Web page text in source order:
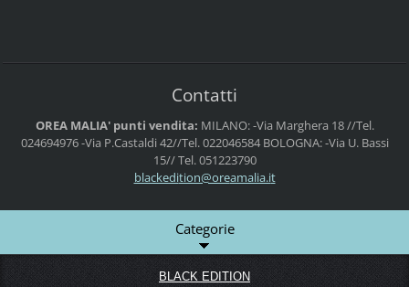
Contatti
OREA MALIA' punti vendita: MILANO:-Via Marghera 18 //Tel.
024694976-Via P.Castaldi 42//Tel. 022046584BOLOGNA:-Via U. Bassi
15// Tel. 051223790
blackedition@oreamalia.it
Categorie
BLACK EDITION